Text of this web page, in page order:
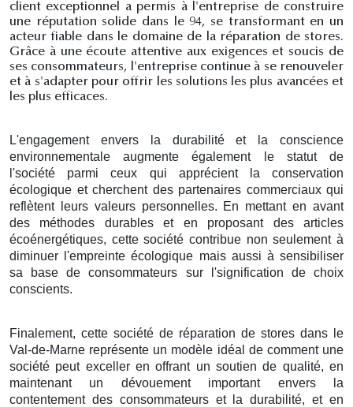
client exceptionnel a permis à l'entreprise de construire
une réputation solide dans le 94, se transformant en un
acteur fiable dans le domaine de la réparation de stores.
Grâce à une écoute attentive aux exigences et soucis de
ses consommateurs, l'entreprise continue à se renouveler
et à s'adapter pour offrir les solutions les plus avancées et
les plus efficaces.
L'engagement envers la durabilité et la conscience
environnementale augmente également le statut de
l'société parmi ceux qui apprécient la conservation
écologique et cherchent des partenaires commerciaux qui
reflètent leurs valeurs personnelles. En mettant en avant
des méthodes durables et en proposant des articles
écoénergétiques, cette société contribue non seulement à
diminuer l'empreinte écologique mais aussi à sensibiliser
sa base de consommateurs sur l'signification de choix
conscients.
Finalement, cette société de réparation de stores dans le
Val-de-Marne représente un modèle idéal de comment une
société peut exceller en offrant un soutien de qualité, en
maintenant un dévouement important envers la
contentement des consommateurs et la durabilité, et en